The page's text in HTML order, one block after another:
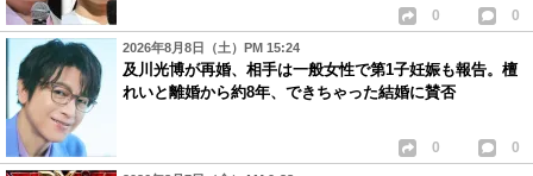
0 0
2026年8月8日（土）PM 15:24
及川光博が再婚、相手は一般女性で第1子妊娠も報告。檀
れいと離婚から約8年、できちゃった結婚に賛否
0 0